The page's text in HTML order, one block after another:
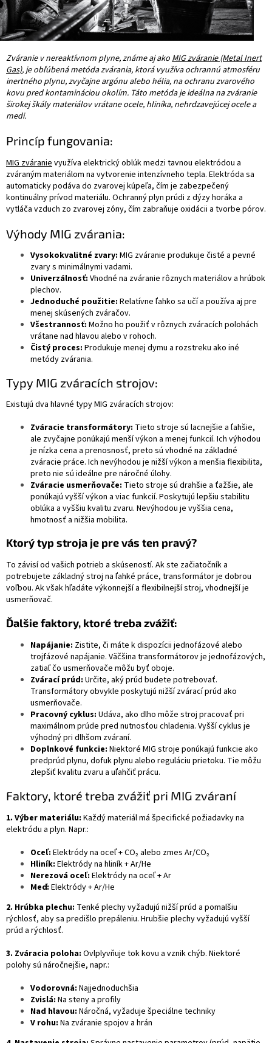
Zváranie v nereaktívnom plyne, známe aj akoMIG zváranie (Metal Inert
Gas), je obľúbená metóda zvárania, ktorá využíva ochrannú atmosféru
inertného plynu, zvyčajne argónu alebo hélia, na ochranu zvarového
kovu pred kontamináciou okolím. Táto metóda je ideálna na zváranie
širokej škály materiálov vrátane ocele, hliníka, nehrdzavejúcej ocele a
medi.
Princíp fungovania:
MIG zváranie využíva elektrický oblúk medzi tavnou elektródou a
zváraným materiálom na vytvorenie intenzívneho tepla. Elektróda sa
automaticky podáva do zvarovej kúpeľa, čím je zabezpečený
kontinuálny prívod materiálu. Ochranný plyn prúdi z dýzy horáka a
vytláča vzduch zo zvarovej zóny, čím zabraňuje oxidácii a tvorbe pórov.
Výhody MIG zvárania:
Vysokokvalitné zvary: MIG zváranie produkuje čisté a pevné
zvary s minimálnymi vadami.
Univerzálnosť: Vhodné na zváranie rôznych materiálov a hrúbok
plechov.
Jednoduché použitie: Relatívne ľahko sa učí a používa aj pre
menej skúsených zváračov.
Všestrannosť: Možno ho použiť v rôznych zváracích polohách
vrátane nad hlavou alebo v rohoch.
Čistý proces: Produkuje menej dymu a rozstreku ako iné
metódy zvárania.
Typy MIG zváracích strojov:
Existujú dva hlavné typy MIG zváracích strojov:
Zváracie transformátory: Tieto stroje sú lacnejšie a ľahšie,
ale zvyčajne ponúkajú menší výkon a menej funkcií. Ich výhodou
je nízka cena a prenosnosť, preto sú vhodné na základné
zváracie práce. Ich nevýhodou je nižší výkon a menšia flexibilita,
preto nie sú ideálne pre náročné úlohy.
Zváracie usmerňovače: Tieto stroje sú drahšie a ťažšie, ale
ponúkajú vyšší výkon a viac funkcií. Poskytujú lepšiu stabilitu
oblúka a vyššiu kvalitu zvaru. Nevýhodou je vyššia cena,
hmotnosť a nižšia mobilita.
Ktorý typ stroja je pre vás ten pravý?
To závisí od vašich potrieb a skúseností. Ak ste začiatočník a
potrebujete základný stroj na ľahké práce, transformátor je dobrou
voľbou. Ak však hľadáte výkonnejší a flexibilnejší stroj, vhodnejší je
usmerňovač.
Ďalšie faktory, ktoré treba zvážiť:
Napájanie: Zistite, či máte k dispozícii jednofázové alebo
trojfázové napájanie. Väčšina transformátorov je jednofázových,
zatiaľ čo usmerňovače môžu byť oboje.
Zvárací prúd: Určite, aký prúd budete potrebovať.
Transformátory obvykle poskytujú nižší zvárací prúd ako
usmerňovače.
Pracovný cyklus: Udáva, ako dlho môže stroj pracovať pri
maximálnom prúde pred nutnosťou chladenia. Vyšší cyklus je
výhodný pri dlhšom zváraní.
Doplnkové funkcie: Niektoré MIG stroje ponúkajú funkcie ako
predprúd plynu, dofuk plynu alebo reguláciu prietoku. Tie môžu
zlepšiť kvalitu zvaru a uľahčiť prácu.
Faktory, ktoré treba zvážiť pri MIG zváraní
1. Výber materiálu: Každý materiál má špecifické požiadavky na
elektródu a plyn. Napr.:
Oceľ: Elektródy na oceľ + CO₂ alebo zmes Ar/CO₂
Hliník: Elektródy na hliník + Ar/He
Nerezová oceľ: Elektródy na oceľ + Ar
Meď: Elektródy + Ar/He
2. Hrúbka plechu: Tenké plechy vyžadujú nižší prúd a pomalšiu
rýchlosť, aby sa predišlo prepáleniu. Hrubšie plechy vyžadujú vyšší
prúd a rýchlosť.
3. Zváracia poloha: Ovlplyvňuje tok kovu a vznik chýb. Niektoré
polohy sú náročnejšie, napr.:
Vodorovná: Najjednoduchšia
Zvislá: Na steny a profily
Nad hlavou: Náročná, vyžaduje špeciálne techniky
V rohu: Na zváranie spojov a hrán